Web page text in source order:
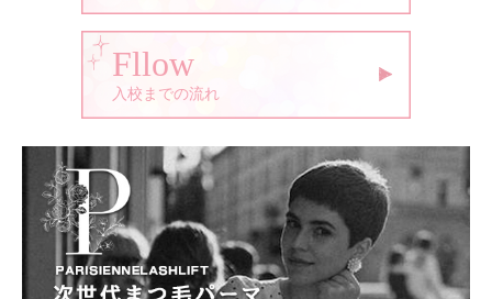
Fllow
入校までの流れ